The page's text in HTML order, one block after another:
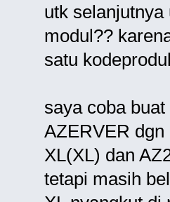
utk
modul??
satu
saya coba
AZERVER
XL(XL) dan
tetapi masih